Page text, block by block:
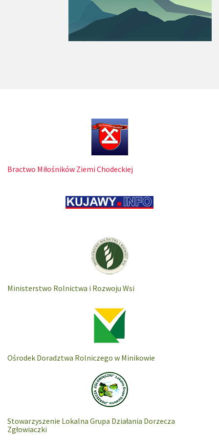
Bractwo Miłośników Ziemi Chodeckiej
Ministerstwo Rolnictwa i Rozwoju Wsi
Ośrodek Doradztwa Rolniczego w Minikowie
Stowarzyszenie Lokalna Grupa Działania Dorzecza
Zgłowiaczki